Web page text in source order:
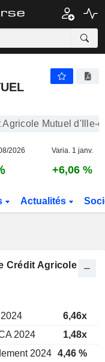
Mutuel d'Ille-
2026 Varia. 1 janv.
+6,06 %
Actualités
Crédit Agricole
6,46x
2024 1,48x
2024 4,46 %